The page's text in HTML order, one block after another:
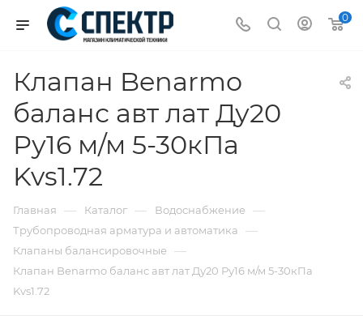
0
Клапан Benarmo
баланс авт лат Ду20
Ру16 м/м 5-30кПа
Kvs1.72
Главная — Каталог — Водоснабжение —
Трубопроводная арматура и автоматика —
Клапаны балансировочные —
Клапан Benarmo баланс авт лат Ду20 Ру16 м/м 5-30кПа
Kvs1.72